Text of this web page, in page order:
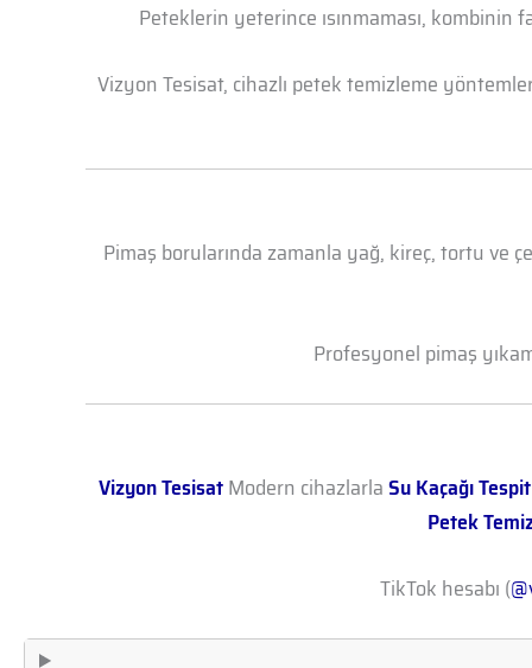
Peteklerin yeterince ısınmaması, kombinin
Vizyon Tesisat, cihazlı petek temizleme
Pimaş borularında zamanla yağ, kireç, tortu ve
Profesyonel pimaş
Vizyon TesisatModern cihazlarlaSu Kaçağı
Petek
TikTok hesabı (